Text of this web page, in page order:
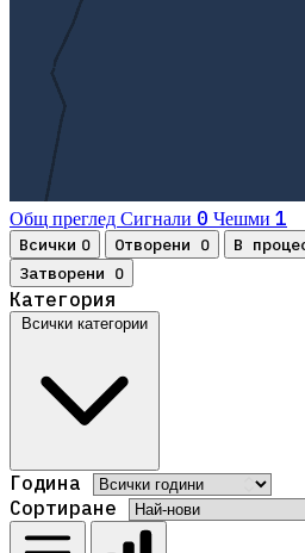
Общ преглед Сигнали 0 Чешми 1
Всички 0 Отворени 0 В
Затворени 0
Категория
Всички категории
Година
Сортиране